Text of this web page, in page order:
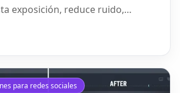
exposición, reduce ruido,
para redes sociales